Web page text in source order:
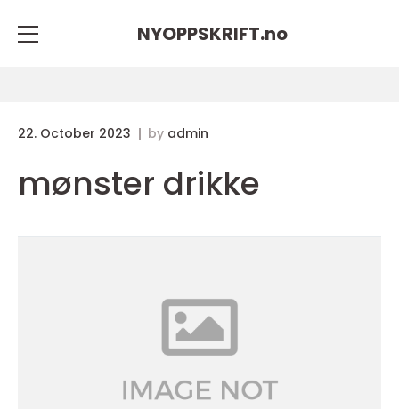
NYOPPSKRIFT.no
22. October 2023 by admin
mønster drikke